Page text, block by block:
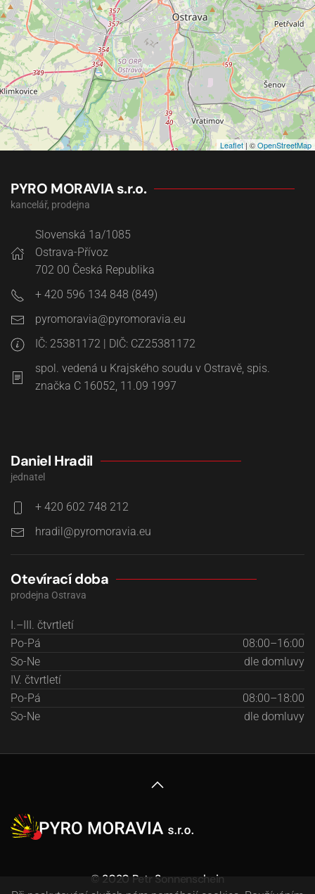
Leaflet| ©OpenStreetMap
PYRO MORAVIA s.r.o.
kancelář, prodejna
Slovenská 1a/1085
Ostrava-Přívoz
702 00 Česká Republika
+ 420 596 134 848 (849)
IČ: 25381172 | DIČ: CZ25381172
spol. vedená u Krajského soudu v Ostravě, spis.
značka C 16052, 11.09 1997
Daniel Hradil
jednatel
+ 420 602 748 212
Otevírací doba
prodejna Ostrava
I.–III. čtvrtletí
Po-Pá
08:00–16:00
So-Ne
dle domluvy
IV. čtvrtletí
Po-Pá
08:00–18:00
So-Ne
dle domluvy
© 2020 Petr Sonnenschein